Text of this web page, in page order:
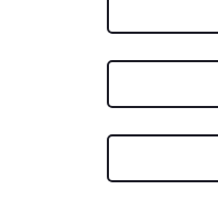
Via Provinciale Lucchese, 128 -